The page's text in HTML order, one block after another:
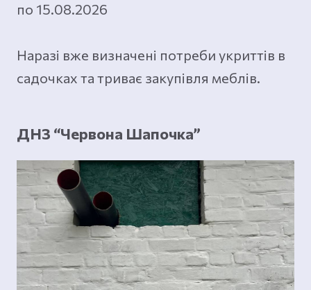
по 15.08.2026
Наразі вже визначені потреби укриттів в
садочках та триває закупівля меблів.
ДНЗ “Червона Шапочка”